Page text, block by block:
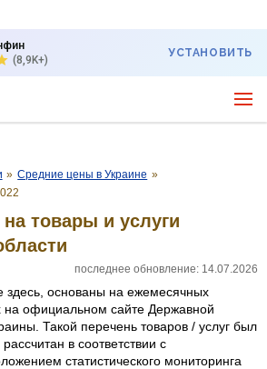
(8,9K+)
УСТАНОВИТЬ
» Средние цены в Украине »
товары и услуги
последнее обновление: 14.07.2026
основаны на ежемесячных
на официальном сайте Державной
Такой перечень товаров / услуг был
в соответствии с
статистического мониторинга